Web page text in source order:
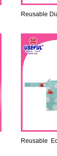
Reusable
Reusable